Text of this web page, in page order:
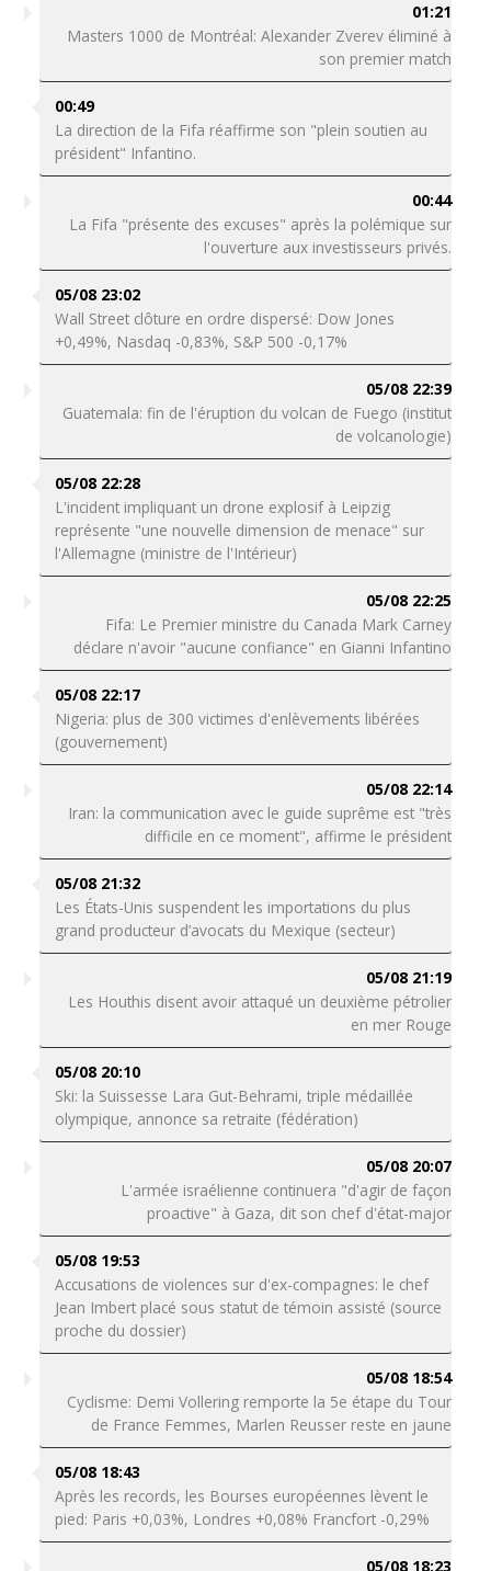
01:21
Masters 1000 de Montréal: Alexander Zverev éliminé à
son premier match
00:49
La direction de la Fifa réaffirme son "plein soutien au
président" Infantino.
00:44
La Fifa "présente des excuses" après la polémique sur
l'ouverture aux investisseurs privés.
05/08 23:02
Wall Street clôture en ordre dispersé: Dow Jones
+0,49%, Nasdaq -0,83%, S&P 500 -0,17%
05/08 22:39
Guatemala: fin de l'éruption du volcan de Fuego (institut
de volcanologie)
05/08 22:28
L'incident impliquant un drone explosif à Leipzig
représente "une nouvelle dimension de menace" sur
l'Allemagne (ministre de l'Intérieur)
05/08 22:25
Fifa: Le Premier ministre du Canada Mark Carney
déclare n'avoir "aucune confiance" en Gianni Infantino
05/08 22:17
Nigeria: plus de 300 victimes d'enlèvements libérées
(gouvernement)
05/08 22:14
Iran: la communication avec le guide suprême est "très
difficile en ce moment", affirme le président
05/08 21:32
Les États-Unis suspendent les importations du plus
grand producteur d’avocats du Mexique (secteur)
05/08 21:19
Les Houthis disent avoir attaqué un deuxième pétrolier
en mer Rouge
05/08 20:10
Ski: la Suissesse Lara Gut-Behrami, triple médaillée
olympique, annonce sa retraite (fédération)
05/08 20:07
L'armée israélienne continuera "d'agir de façon
proactive" à Gaza, dit son chef d'état-major
05/08 19:53
Accusations de violences sur d'ex-compagnes: le chef
Jean Imbert placé sous statut de témoin assisté (source
proche du dossier)
05/08 18:54
Cyclisme: Demi Vollering remporte la 5e étape du Tour
de France Femmes, Marlen Reusser reste en jaune
05/08 18:43
Après les records, les Bourses européennes lèvent le
pied: Paris +0,03%, Londres +0,08% Francfort -0,29%
05/08 18:23